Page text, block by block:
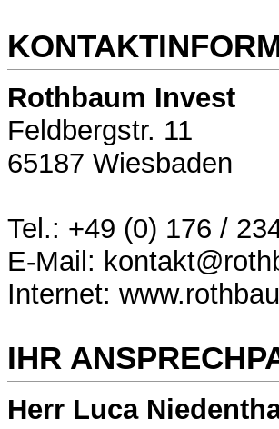
Rothbaum Invest
Feldbergstr. 11
65187 Wiesbaden
Tel.: +49 (0) 176 /
E-Mail:
Internet:
IHR
Herr Luca